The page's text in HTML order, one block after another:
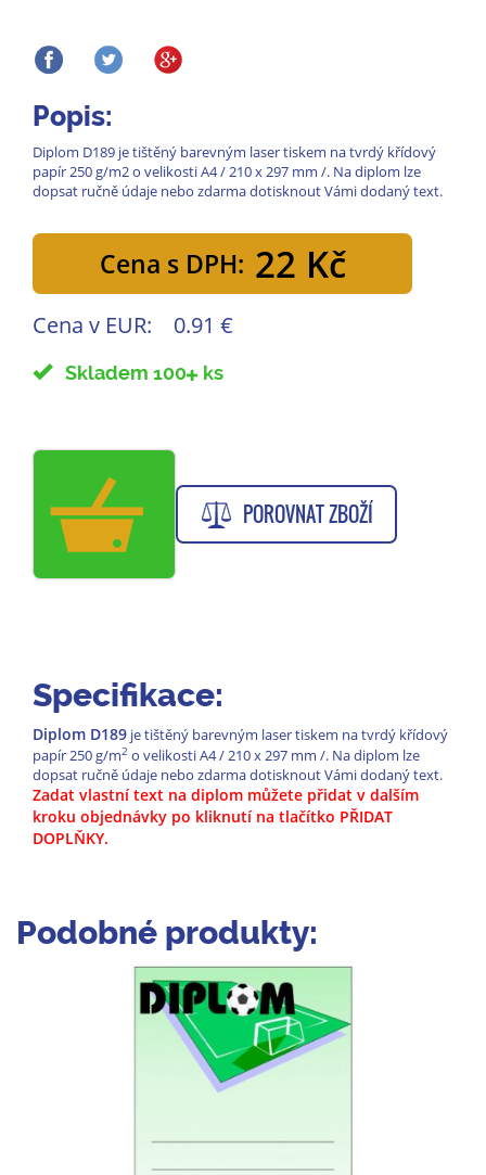
Popis:
Diplom D189 je tištěný barevným laser tiskem na tvrdý křídový
papír 250 g/m2 o velikosti A4 / 210 x 297 mm /. Na diplom lze
dopsat ručně údaje nebo zdarma dotisknout Vámi dodaný text.
Cena s DPH: 22 Kč
Cena v EUR: 0.91 €
Skladem 100 ks
POROVNAT ZBOŽÍ
Specifikace:
Diplom D189 je tištěný barevným laser tiskem na tvrdý křídový
papír 250 g/m2 o velikosti A4 / 210 x 297 mm /. Na diplom lze
dopsat ručně údaje nebo zdarma dotisknout Vámi dodaný text.
Zadat vlastní text na diplom můžete přidat v dalším
kroku objednávky po kliknutí na tlačítko PŘIDAT
DOPLŇKY.
Podobné produkty: